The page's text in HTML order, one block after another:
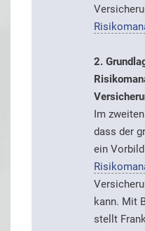
2.
Im
dass der
ein
kann. Mit
stellt